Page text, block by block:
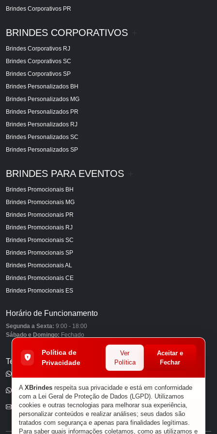
Brindes Corporativos PR
BRINDES CORPORATIVOS
Brindes Corporativos RJ
Brindes Corporativos SC
Brindes Corporativos SP
Brindes Personalizados BH
Brindes Personalizados MG
Brindes Personalizados PR
Brindes Personalizados RJ
Brindes Personalizados SC
Brindes Personalizados SP
BRINDES PARA EVENTOS
Brindes Promocionais BH
Brindes Promocionais MG
Brindes Promocionais PR
Brindes Promocionais RJ
Brindes Promocionais SC
Brindes Promocionais SP
Brindes Promocionais AL
Brindes Promocionais CE
Brindes Promocionais ES
Horário de Funcionamento
Segunda a Sexta: 9:00 - 18:00
Sábado e Domingo: Fechado
Telefones
(11) 96585-7462
E-mail
Política de
Privacidade
Ver
Política
Aceitar e
Fechar
A XBrindes respeita sua privacidade e está em conformidade
com a Lei Geral de Proteção de Dados (LGPD). Utilizamos
cookies e outras tecnologias para melhorar sua experiência,
personalizar conteúdos e realizar análises; seus dados são
tratados com segurança e apenas para finalidades legítimas.
Para saber quais informações coletamos, como as utilizamos e